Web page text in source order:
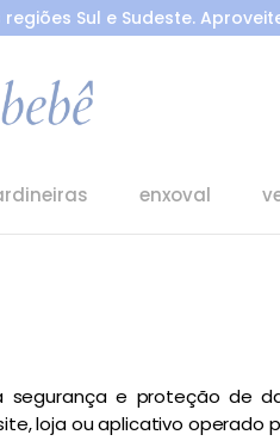
Sul e Sudeste.
enxoval
e proteção de
loja ou aplicativo operado